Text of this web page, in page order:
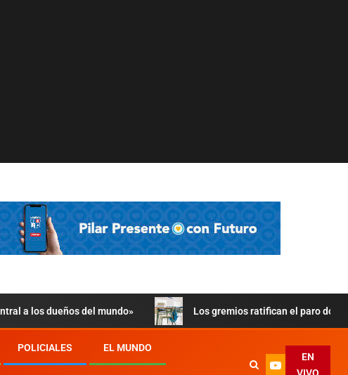
a los dueños del mundo» Los gremios ratifican el paro
POLICIALES EL MUNDO
EN